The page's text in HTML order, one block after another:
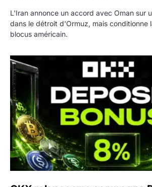
L'Iran annonce un accord avec Oman sur
dans le détroit d'Ormuz, mais conditionne
blocus américain.
OKX relance une campagne